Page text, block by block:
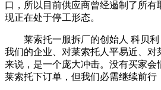
口，所以目前供应商曾经遏制了所有
现正在处于停工形态。
莱索托一服拆厂的创始人 科贝利
我们的企业、对莱索托人平易近、对
来说，是一个庞大冲击。没有买家会
莱索托下订单，但我们必需继续前行